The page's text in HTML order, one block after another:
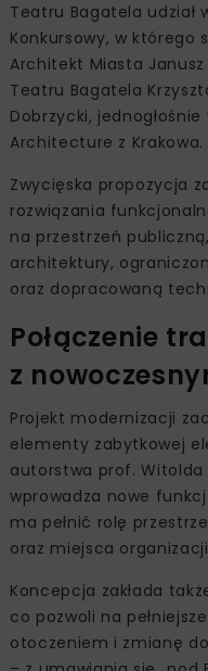
Teatru Bagatela udział
Konkursowy, w którego
Architekt Miasta
Teatru Bagatela
Dobrzycki,
Architecture z Krakowa.
Zwycięska propozycja
rozwiązania
na przestrzeń
architektury,
oraz dopracowaną
Połączenie
z
Projekt modernizacji
elementy zabytkowej
autorstwa prof. Witolda
wprowadza nowe
ma pełnić rolę
oraz miejsca
Koncepcja zakłada
co pozwoli na
otoczeniem i zmianę